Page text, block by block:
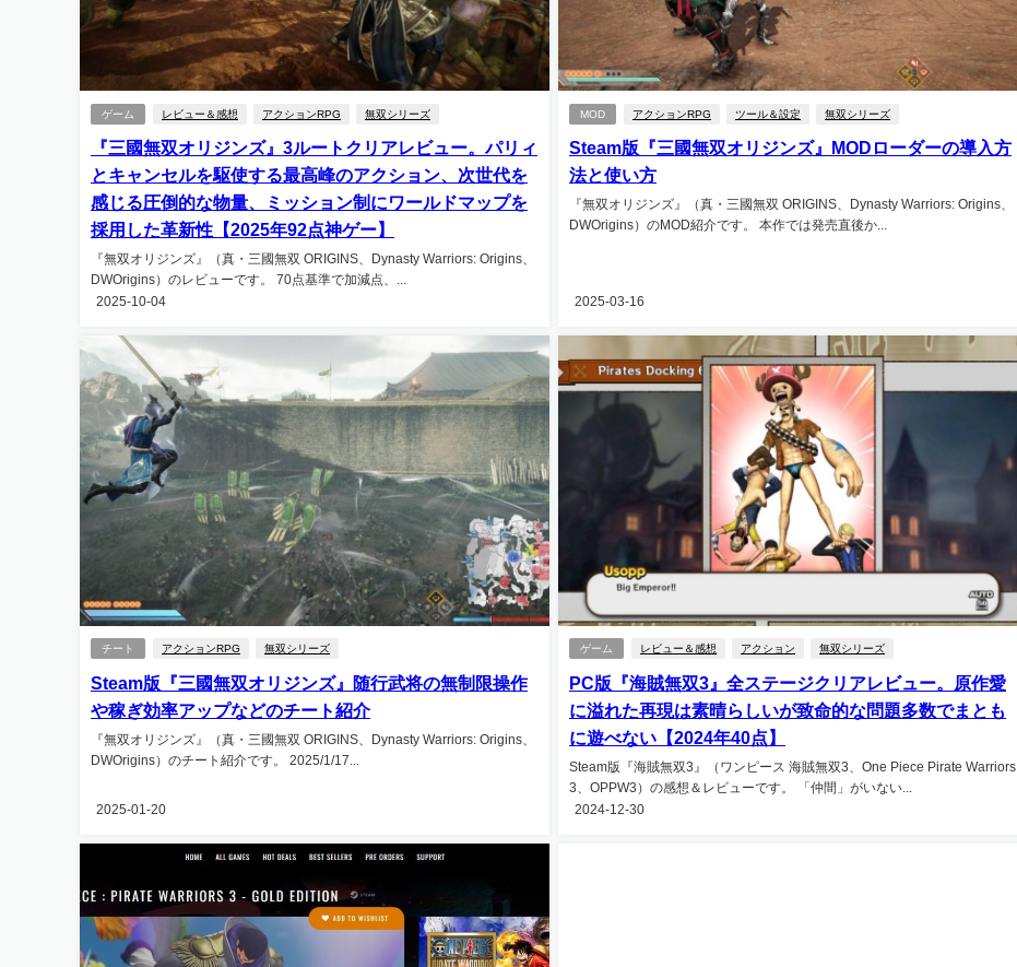
ゲーム レビュー＆感想 アクションRPG 無双シリーズ
『三國無双オリジンズ』3ルートクリアレビュー。パリィ
とキャンセルを駆使する最高峰のアクション、次世代を
感じる圧倒的な物量、ミッション制にワールドマップを
採用した革新性【2025年92点神ゲー】
『無双オリジンズ』（真・三國無双 ORIGINS、Dynasty Warriors: Origins、
DWOrigins）のレビューです。 70点基準で加減点、...
2025-10-04
MOD アクションRPG ツール＆設定 無双シリーズ
Steam版『三國無双オリジンズ』MODローダーの導入方
法と使い方
『無双オリジンズ』（真・三國無双 ORIGINS、Dynasty Warriors: Origins、
DWOrigins）のMOD紹介です。 本作では発売直後か...
2025-03-16
チート アクションRPG 無双シリーズ
Steam版『三國無双オリジンズ』随行武将の無制限操作
や稼ぎ効率アップなどのチート紹介
『無双オリジンズ』（真・三國無双 ORIGINS、Dynasty Warriors: Origins、
DWOrigins）のチート紹介です。 2025/1/17...
2025-01-20
ゲーム レビュー＆感想 アクション 無双シリーズ
PC版『海賊無双3』全ステージクリアレビュー。原作愛
に溢れた再現は素晴らしいが致命的な問題多数でまとも
に遊べない【2024年40点】
Steam版『海賊無双3』（ワンピース 海賊無双3、One Piece Pirate Warriors
3、OPPW3）の感想＆レビューです。 「仲間」がいない...
2024-12-30